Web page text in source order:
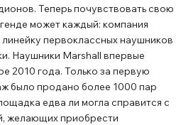
СЛУШАЙТЕ И
Willen - это
и музыкой: просто
всяких сложных настроек.
можете выбрать одну из
эквалайзера в
БОЛЬШЕ КОЛОНОК С
Теперь почувствовать свою
может каждый: компания
первоклассных наушников
Наушники Marshall впервые
2010 года. Только за первую
было продано более 1000 пар
едва ли могла справится с
желающих приобрести